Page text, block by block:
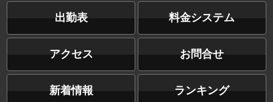
出勤表 料金システム
アクセス お問合せ
新着情報 ランキング